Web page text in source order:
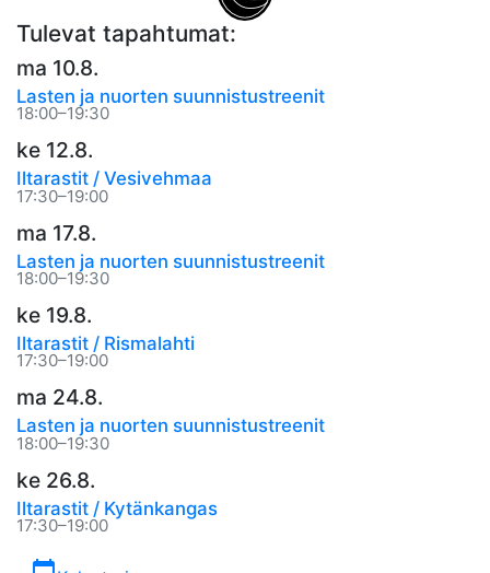
Tulevat tapahtumat:
ma 10.8.
Lasten ja nuorten suunnistustreenit
18:00–19:30
ke 12.8.
Iltarastit / Vesivehmaa
17:30–19:00
ma 17.8.
Lasten ja nuorten suunnistustreenit
18:00–19:30
ke 19.8.
Iltarastit / Rismalahti
17:30–19:00
ma 24.8.
Lasten ja nuorten suunnistustreenit
18:00–19:30
ke 26.8.
Iltarastit / Kytänkangas
17:30–19:00